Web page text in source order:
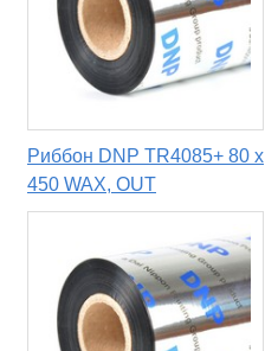
Риббон DNP TR4085+ 80 x
450 WAX, OUT